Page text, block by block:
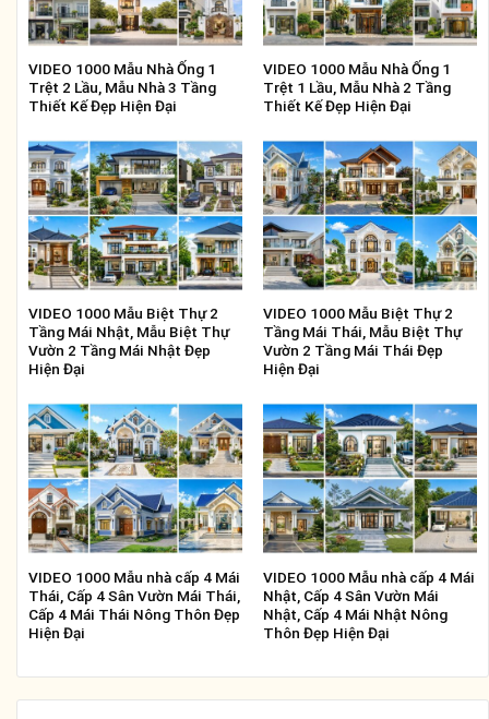
VIDEO 1000 Mẫu Nhà Ống 1
Trệt 2 Lầu, Mẫu Nhà 3 Tầng
Thiết Kế Đẹp Hiện Đại
VIDEO 1000 Mẫu Nhà Ống 1
Trệt 1 Lầu, Mẫu Nhà 2 Tầng
Thiết Kế Đẹp Hiện Đại
VIDEO 1000 Mẫu Biệt Thự 2
Tầng Mái Nhật, Mẫu Biệt Thự
Vườn 2 Tầng Mái Nhật Đẹp
Hiện Đại
VIDEO 1000 Mẫu Biệt Thự 2
Tầng Mái Thái, Mẫu Biệt Thự
Vườn 2 Tầng Mái Thái Đẹp
Hiện Đại
VIDEO 1000 Mẫu nhà cấp 4 Mái
Thái, Cấp 4 Sân Vườn Mái Thái,
Cấp 4 Mái Thái Nông Thôn Đẹp
Hiện Đại
VIDEO 1000 Mẫu nhà cấp 4 Mái
Nhật, Cấp 4 Sân Vườn Mái
Nhật, Cấp 4 Mái Nhật Nông
Thôn Đẹp Hiện Đại